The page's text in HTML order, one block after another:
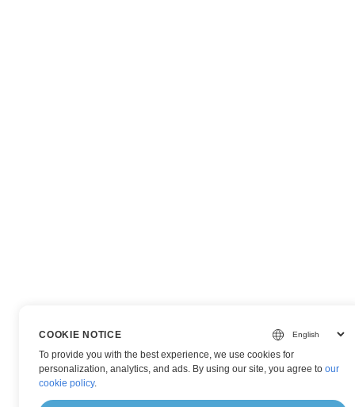
COOKIE NOTICE
To provide you with the best experience, we use cookies for
personalization, analytics, and ads. By using our site, you agree toour
cookie policy.